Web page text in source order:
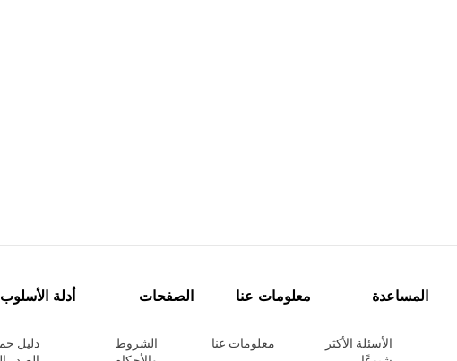
المساعدة
الأسئلة الأكثر
معلومات عنا
معلومات عنا
الصفحات
الشروط
أدلة الأسلوب
دليل